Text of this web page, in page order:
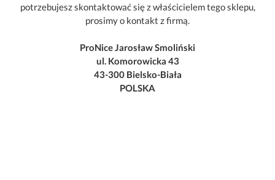
potrzebujesz skontaktować się z właścicielem tego sklepu,
prosimy o kontakt z firmą.
ProNice Jarosław Smoliński
ul. Komorowicka 43
43-300 Bielsko-Biała
POLSKA